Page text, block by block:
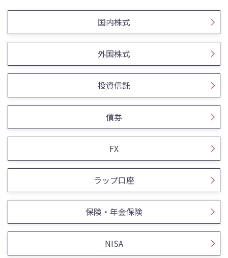
国内株式
外国株式
投資信託
債券
FX
ラップ口座
保険・年金保険
NISA